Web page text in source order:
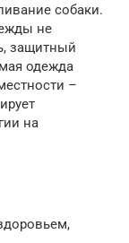
собаки.
не
защитный
одежда
–
на